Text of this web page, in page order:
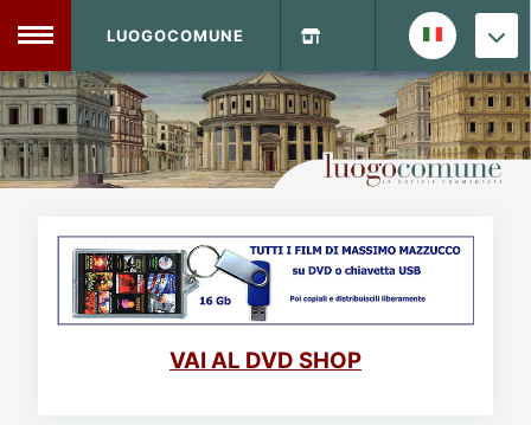
MENU
Home
DVD Shop
Sito
LUOGOCOMUNE
VAI AL DVD SHOP